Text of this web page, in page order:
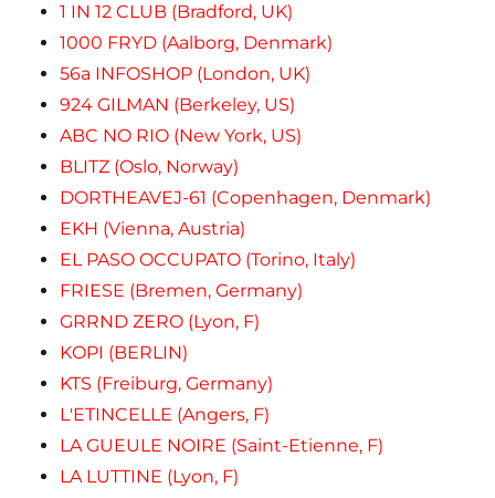
1 IN 12 CLUB (Bradford, UK)
1000 FRYD (Aalborg, Denmark)
56a INFOSHOP (London, UK)
924 GILMAN (Berkeley, US)
ABC NO RIO (New York, US)
BLITZ (Oslo, Norway)
DORTHEAVEJ-61 (Copenhagen, Denmark)
EKH (Vienna, Austria)
EL PASO OCCUPATO (Torino, Italy)
FRIESE (Bremen, Germany)
GRRND ZERO (Lyon, F)
KOPI (BERLIN)
KTS (Freiburg, Germany)
L'ETINCELLE (Angers, F)
LA GUEULE NOIRE (Saint-Etienne, F)
LA LUTTINE (Lyon, F)